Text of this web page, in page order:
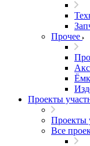
Прочее
Проекты
Проекты
Все